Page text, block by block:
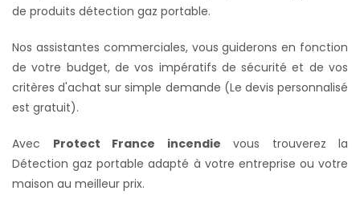
de produits détection gaz portable.
Nos assistantes commerciales, vous guiderons en fonction
de votre budget, de vos impératifs de sécurité et de vos
critères d'achat sur simple demande (Le devis personnalisé
est gratuit).
Avec Protect France incendie vous trouverez la
Détection gaz portable adapté à votre entreprise ou votre
maison au meilleur prix.